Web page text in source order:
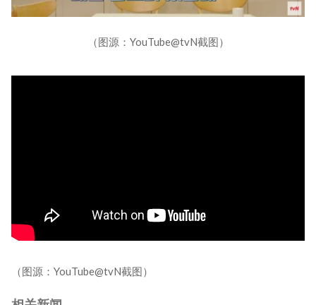
（图源：YouTube@tvN截图）
（图源：YouTube@tvN截图）